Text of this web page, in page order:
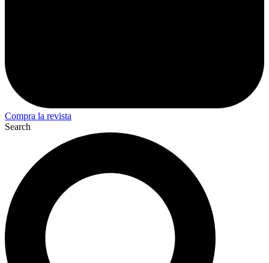
Compra la revista
Search